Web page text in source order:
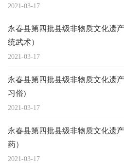
2021-03-17
2021-03-17
永春县第四批县级非物质文化遗
统武术）
2021-03-17
永春县第四批县级非物质文化遗
习俗)
2021-03-17
永春县第四批县级非物质文化遗
药）